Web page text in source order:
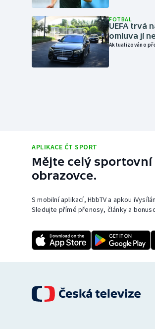
FOTBAL
UEFA trvá
omluva jí
Aktualizováno
APLIKACE ČT SPORT
Mějte celý sportovní
obrazovce.
S mobilní aplikací, HbbTV a apkou
Sledujte přímé přenosy, články a